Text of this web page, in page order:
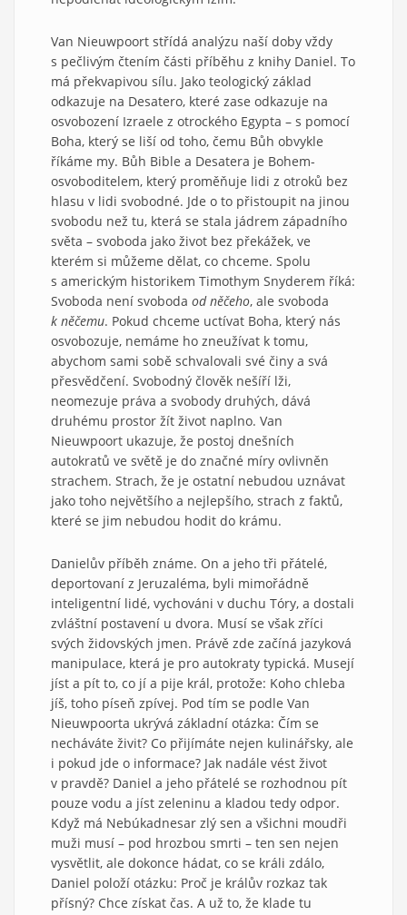
Van Nieuwpoort střídá analýzu naší doby vždy
s pečlivým čtením části příběhu z knihy Daniel. To
má překvapivou sílu. Jako teologický základ
odkazuje na Desatero, které zase odkazuje na
osvobození Izraele z otrockého Egypta – s pomocí
Boha, který se liší od toho, čemu Bůh obvykle
říkáme my. Bůh Bible a Desatera je Bohem-
osvoboditelem, který proměňuje lidi z otroků bez
hlasu v lidi svobodné. Jde o to přistoupit na jinou
svobodu než tu, která se stala jádrem západního
světa – svoboda jako život bez překážek, ve
kterém si můžeme dělat, co chceme. Spolu
s americkým historikem Timothym Snyderem říká:
Svoboda není svoboda od něčeho, ale svoboda
k něčemu. Pokud chceme uctívat Boha, který nás
osvobozuje, nemáme ho zneužívat k tomu,
abychom sami sobě schvalovali své činy a svá
přesvědčení. Svobodný člověk nešíří lži,
neomezuje práva a svobody druhých, dává
druhému prostor žít život naplno. Van
Nieuwpoort ukazuje, že postoj dnešních
autokratů ve světě je do značné míry ovlivněn
strachem. Strach, že je ostatní nebudou uznávat
jako toho největšího a nejlepšího, strach z faktů,
které se jim nebudou hodit do krámu.
Danielův příběh známe. On a jeho tři přátelé,
deportovaní z Jeruzaléma, byli mimořádně
inteligentní lidé, vychováni v duchu Tóry, a dostali
zvláštní postavení u dvora. Musí se však zříci
svých židovských jmen. Právě zde začíná jazyková
manipulace, která je pro autokraty typická. Musejí
jíst a pít to, co jí a pije král, protože: Koho chleba
jíš, toho píseň zpívej. Pod tím se podle Van
Nieuwpoorta ukrývá základní otázka: Čím se
necháváte živit? Co přijímáte nejen kulinářsky, ale
i pokud jde o informace? Jak nadále vést život
v pravdě? Daniel a jeho přátelé se rozhodnou pít
pouze vodu a jíst zeleninu a kladou tedy odpor.
Když má Nebúkadnesar zlý sen a všichni moudři
muži musí – pod hrozbou smrti – ten sen nejen
vysvětlit, ale dokonce hádat, co se králi zdálo,
Daniel položí otázku: Proč je králův rozkaz tak
přísný? Chce získat čas. A už to, že klade tu